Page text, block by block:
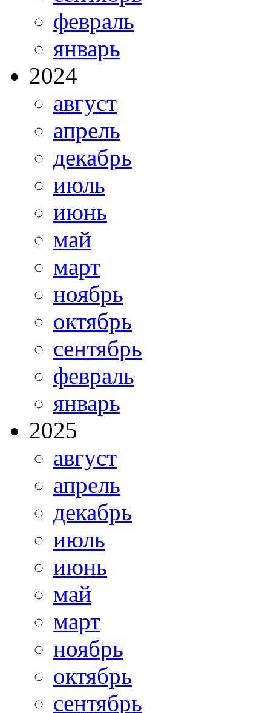
февраль
январь
2024
август
апрель
декабрь
июль
июнь
май
март
ноябрь
октябрь
сентябрь
февраль
январь
2025
август
апрель
декабрь
июль
июнь
май
март
ноябрь
октябрь
сентябрь